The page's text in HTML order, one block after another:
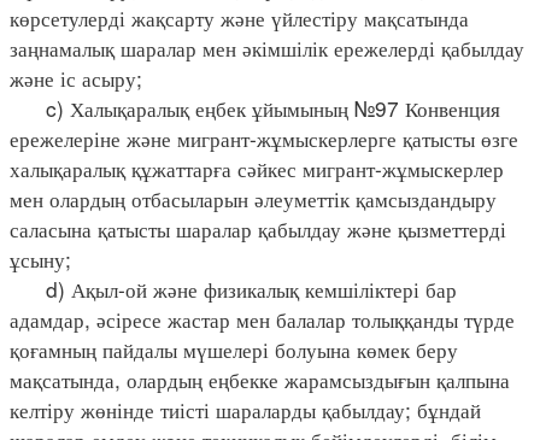
көрсетулерді жақсарту және үйлестіру мақсатында
заңнамалық шаралар мен әкімшілік ережелерді қабылдау
және іс асыру;
c) Халықаралық еңбек ұйымының №97 Конвенция
ережелеріне және мигрант-жұмыскерлерге қатысты өзге
халықаралық құжаттарға сәйкес мигрант-жұмыскерлер
мен олардың отбасыларын әлеуметтік қамсыздандыру
саласына қатысты шаралар қабылдау және қызметтерді
ұсыну;
d) Ақыл-ой және физикалық кемшіліктері бар
адамдар, әсіресе жастар мен балалар толыққанды түрде
қоғамның пайдалы мүшелері болуына көмек беру
мақсатында, олардың еңбекке жарамсыздығын қалпына
келтіру жөнінде тиісті шараларды қабылдау; бұндай